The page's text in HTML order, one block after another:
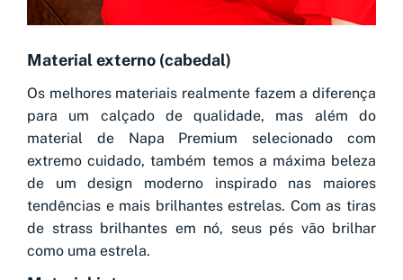
Material externo (cabedal)
Os melhores materiais realmente fazem a diferença
para um calçado de qualidade, mas além do
material de Napa Premium selecionado com
extremo cuidado, também temos a máxima beleza
de um design moderno inspirado nas maiores
tendências e mais brilhantes estrelas. Com as tiras
de strass brilhantes em nó, seus pés vão brilhar
como uma estrela.